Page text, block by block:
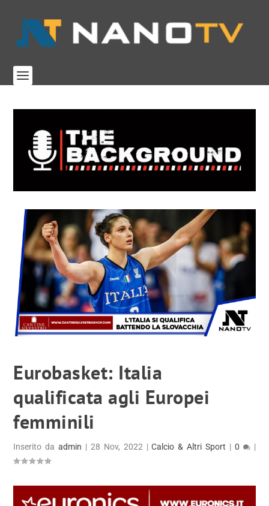
Eurobasket: Italia
qualificata agli Europei
femminili
Inserito daadmin | 28 Nov, 2022 |Calcio & Altri Sport | 0 |